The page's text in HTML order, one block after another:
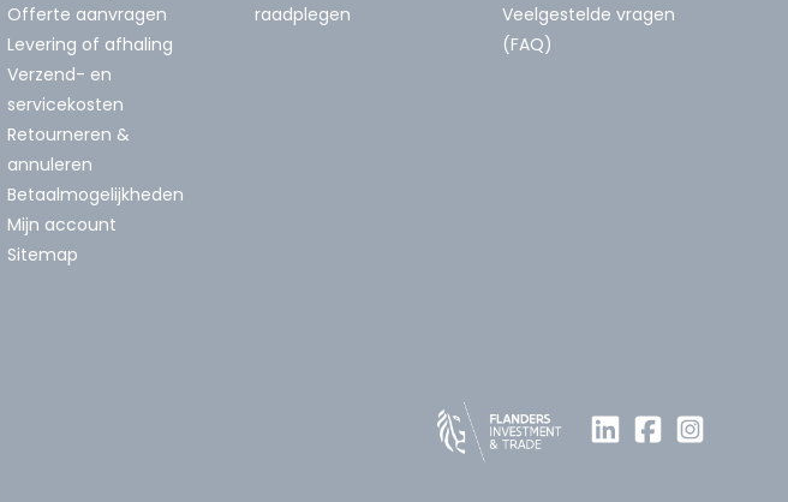
Offerte aanvragen
Levering of afhaling
Verzend- en
servicekosten
Retourneren &
annuleren
Betaalmogelijkheden
Mijn account
Sitemap
raadplegen
Veelgestelde vragen
(FAQ)